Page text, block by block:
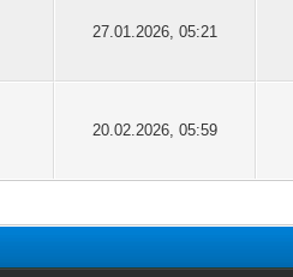
27.01.2026, 05:21
20.02.2026, 05:59